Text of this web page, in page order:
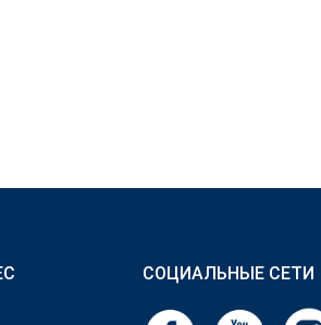
СОЦИАЛЬНЫЕ СЕТИ